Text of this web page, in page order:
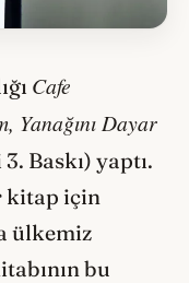
Cafe
Yanağını Dayar
Baskı) yaptı.
kitap için
ülkemiz
bu